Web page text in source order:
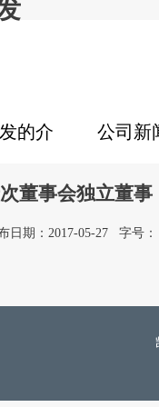
的介 公司新
董事会独立董事
日期：2017-05-27
字号：